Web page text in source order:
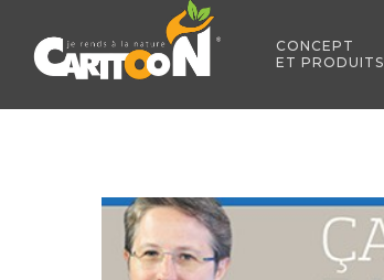
CONCEPT
ET PRODUITS